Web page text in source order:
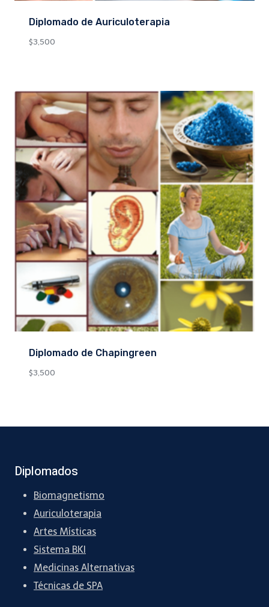
Diplomado de Auriculoterapia
$3,500
Diplomado de Chapingreen
$3,500
Diplomados
Biomagnetismo
Auriculoterapia
Artes Místicas
Sistema BKI
Medicinas Alternativas
Técnicas de SPA